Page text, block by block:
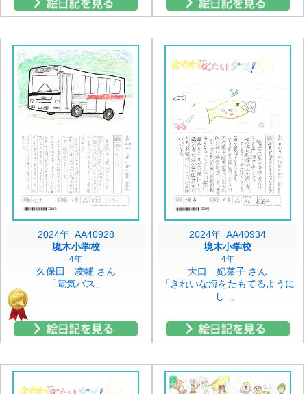
2024年 AA40928
境木小学校
4年
久保田 凌輔 さん
「電気バス」
2024年 AA40934
境木小学校
4年
大口 妃菜子 さん
「きれいな海をたもてるように
し..」